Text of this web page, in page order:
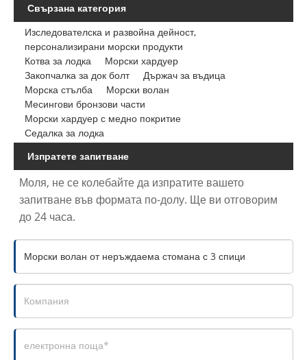
Свързана категория
Изследователска и развойна дейност,
персонализирани морски продукти
Котва за лодка
Морски хардуер
Закопчалка за док болт
Държач за въдица
Морска стълба
Морски волан
Месингови бронзови части
Морски хардуер с медно покритие
Седалка за лодка
Изпратете запитване
Моля, не се колебайте да изпратите вашето
запитване във формата по-долу. Ще ви отговорим
до 24 часа.